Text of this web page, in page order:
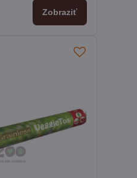
Zobraziť